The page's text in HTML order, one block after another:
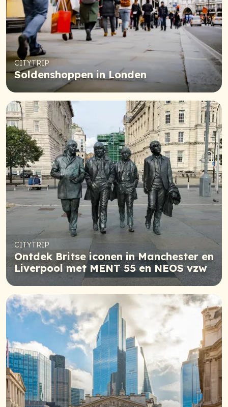
CITYTRIP
Soldenshoppen in Londen
CITYTRIP
Ontdek Britse iconen in Manchester en
Liverpool met MENT 55 en NEOS vzw